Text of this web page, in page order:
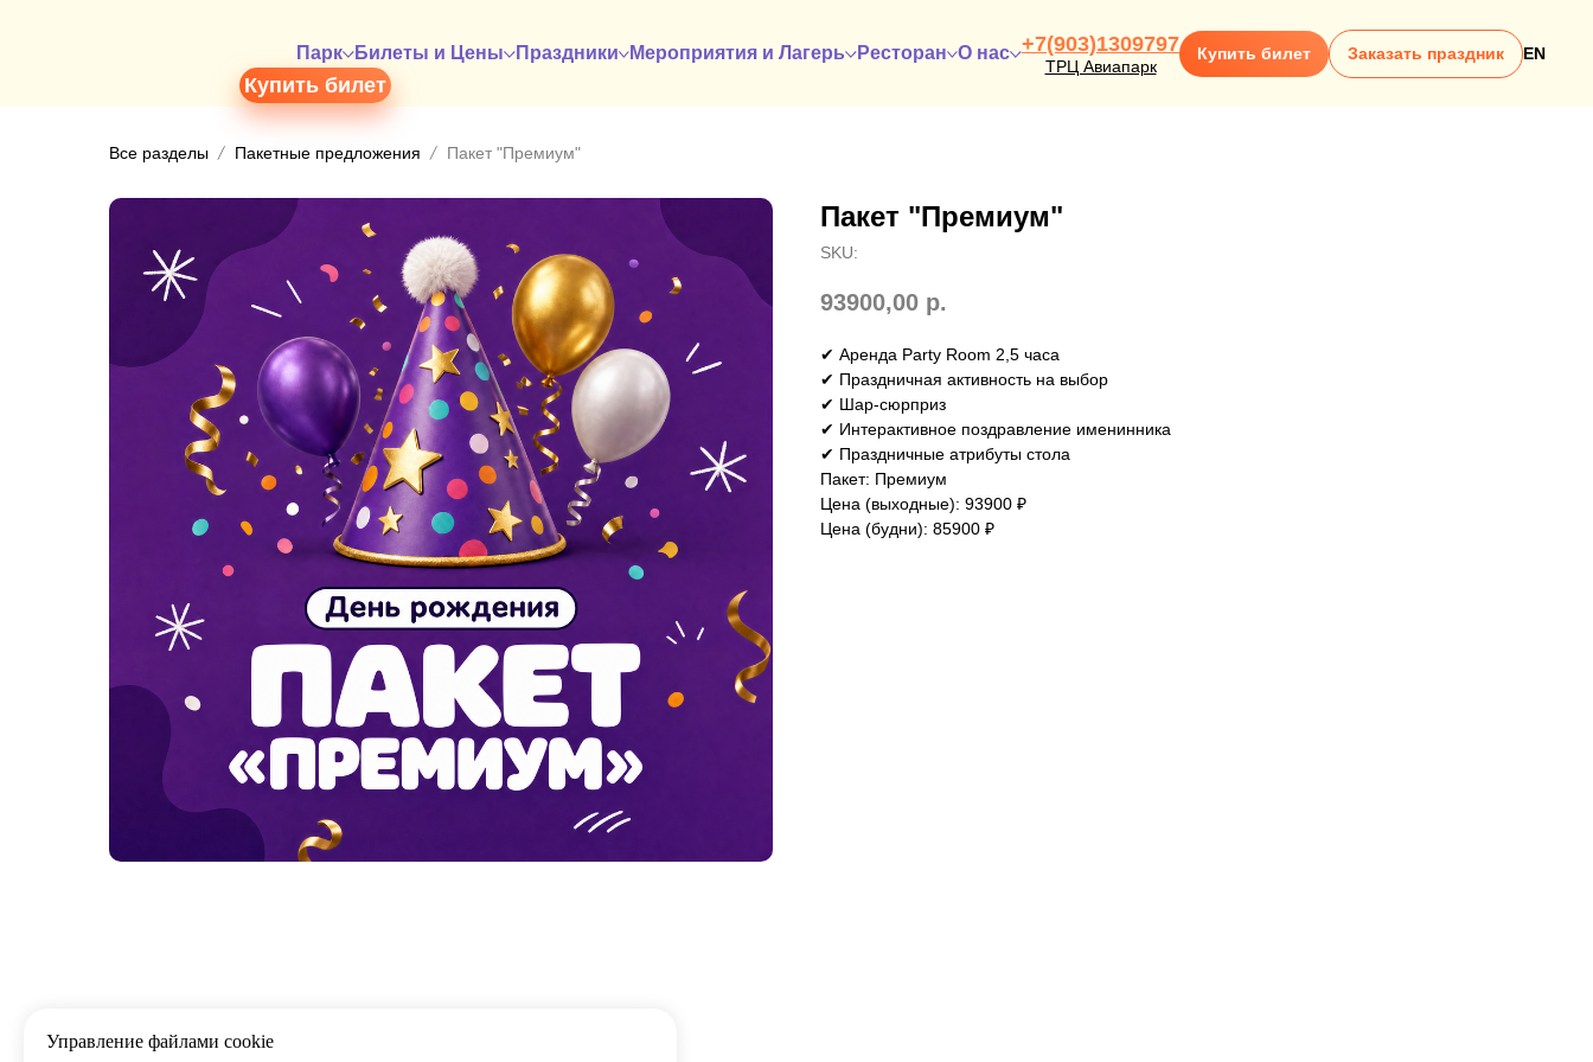
Парк Билеты и Цены Праздники Мероприятия и Лагерь Ресторан О нас +7(903)1309797
ТРЦ Авиапарк
Купить билет Заказать праздник EN
Купить билет
Все разделы Пакетные предложения Пакет "Премиум"
Пакет "Премиум"
SKU:
93900,00 р.
✔ Аренда Party Room 2,5 часа
✔ Праздничная активность на выбор
✔ Шар-сюрприз
✔ Интерактивное поздравление именинника
✔ Праздничные атрибуты стола
Пакет: Премиум
Цена (выходные): 93900 ₽
Цена (будни): 85900 ₽
Управление файлами cookie